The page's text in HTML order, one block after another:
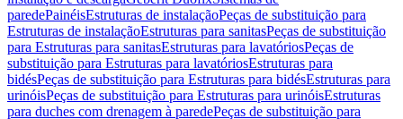
paredePainéisEstruturas de instalaçãoPeças de substituição para
Estruturas de instalaçãoEstruturas para sanitasPeças de substituição
para Estruturas para sanitasEstruturas para lavatóriosPeças de
substituição para Estruturas para lavatóriosEstruturas para
bidésPeças de substituição para Estruturas para bidésEstruturas para
urinóisPeças de substituição para Estruturas para urinóisEstruturas
para duches com drenagem à paredePeças de substituição para